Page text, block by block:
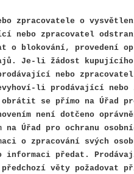
zpracovatele o
nebo zpracovatel
o blokování, provedení
Je-li žádost kupujícího
nebo
li prodávající nebo
se přímo na Úřad
není dotčeno
na Úřad pro ochranu
o zpracování svých
informaci předat.
věty požadovat